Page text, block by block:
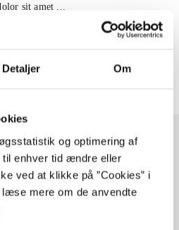
Detaljer Om
og optimering af
til enhver tid ændre eller
ved at klikke på ”Cookies” i
mere om de anvendte
sit amet ...
emner